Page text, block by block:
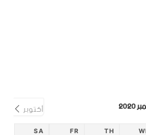
أكتوبر
TH
FR
SA